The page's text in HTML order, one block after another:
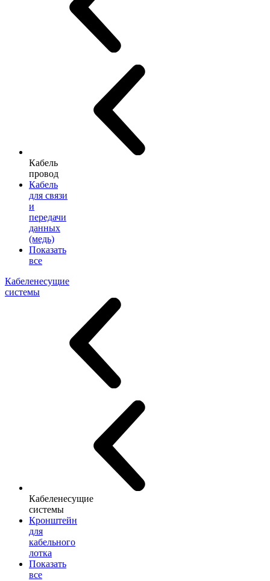
Кабель
провод
Кабель
для связи
и
передачи
данных
(медь)
Показать
все
Кабеленесущие
системы
Кабеленесущие
системы
Кронштейн
для
кабельного
лотка
Показать
все